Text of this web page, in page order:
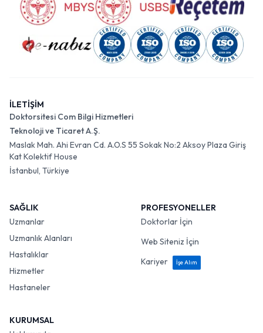
İLETİŞİM
Doktorsitesi Com Bilgi Hizmetleri
Teknoloji ve Ticaret A.Ş.
Maslak Mah. Ahi Evran Cd. A.O.S 55 Sokak No:2 Aksoy Plaza Giriş
Kat Kolektif House
İstanbul, Türkiye
SAĞLIK
Uzmanlar
Uzmanlık Alanları
Hastalıklar
Hizmetler
Hastaneler
PROFESYONELLER
Doktorlar İçin
Web Siteniz İçin
Kariyer
İşe Alım
KURUMSAL